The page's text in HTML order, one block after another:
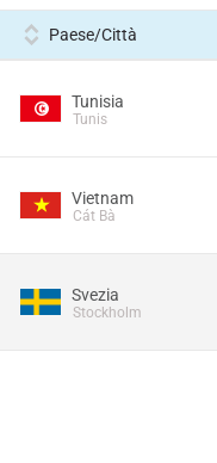
Paese/Città
Tunisia
Tunis
Vietnam
Cát Bà
Svezia
Stockholm